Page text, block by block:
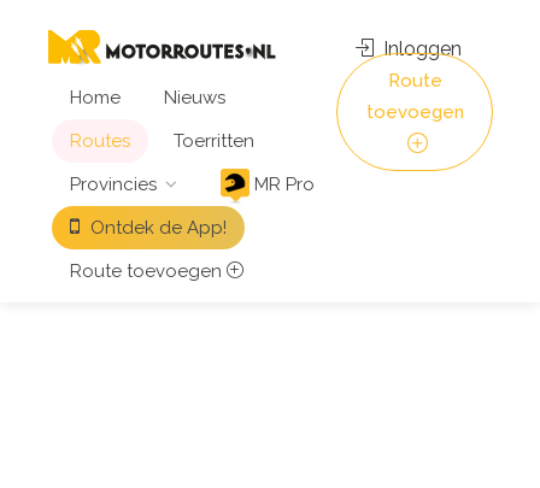
Home
Nieuws
Routes
Toerritten
Provincies
MR Pro
Ontdek de App!
Route toevoegen
Inloggen
Route
toevoegen